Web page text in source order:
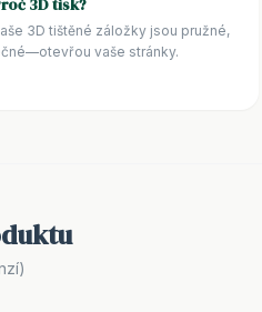
3D tisk?
3D tištěné záložky jsou pružné,
vaše stránky.